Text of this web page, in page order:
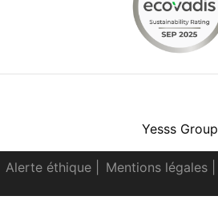
Yesss Group
Alerte éthique Mentions légales